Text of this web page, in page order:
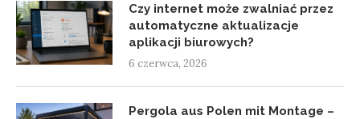
Czy internet może zwalniać przez
automatyczne aktualizacje
aplikacji biurowych?
6 czerwca, 2026
Pergola aus Polen mit Montage –